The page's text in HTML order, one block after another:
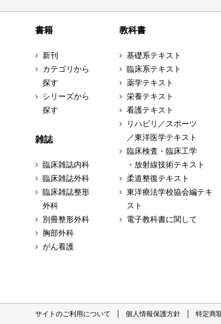
書籍
新刊
カテゴリから
探す
シリーズから
探す
雑誌
臨床雑誌内科
臨床雑誌外科
臨床雑誌整形
外科
別冊整形外科
胸部外科
がん看護
教科書
基礎系テキスト
臨床系テキスト
薬学テキスト
栄養テキスト
看護テキスト
リハビリ／スポーツ
／東洋医学テキスト
臨床検査・臨床工学
・放射線技術テキスト
柔道整復テキスト
東洋療法学校協会編テキ
スト
電子教科書に関して
サイトのご利用について 個人情報保護方針 特定商